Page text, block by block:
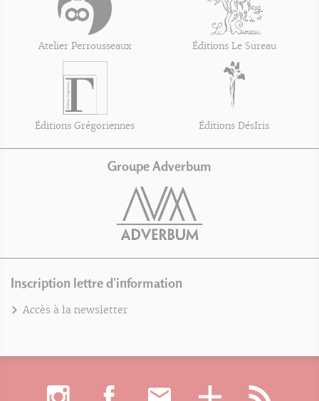
Atelier Perrousseaux Éditions Le Sureau
Éditions Grégoriennes Éditions DésIris
Groupe Adverbum
Inscription lettre d'information
Accès à la newsletter